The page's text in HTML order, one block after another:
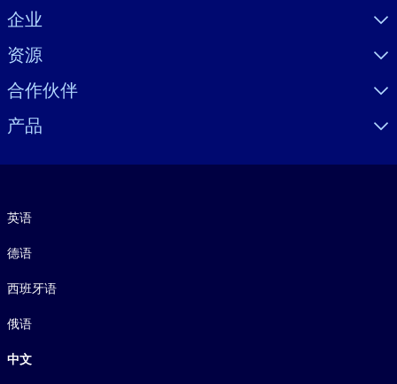
Visually hidden Text
企业
资源
合作伙伴
产品
英语
德语
西班牙语
俄语
中文